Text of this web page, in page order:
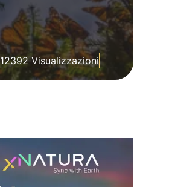
12392 Visualizzazioni